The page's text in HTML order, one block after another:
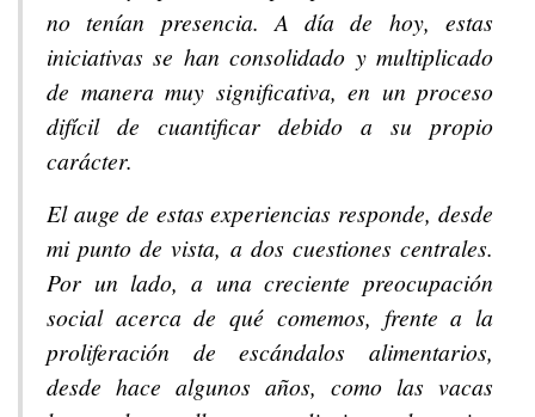
no tenían presencia. A día de hoy, estas
iniciativas se han consolidado y multiplicado
de manera muy significativa, en un proceso
difícil de cuantificar debido a su propio
carácter.
El auge de estas experiencias responde, desde
mi punto de vista, a dos cuestiones centrales.
Por un lado, a una creciente preocupación
social acerca de qué comemos, frente a la
proliferación de escándalos alimentarios,
desde hace algunos años, como las vacas